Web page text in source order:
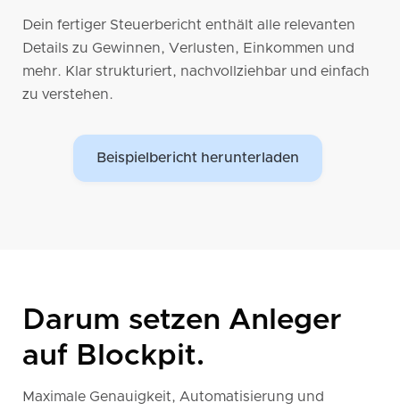
Dein fertiger Steuerbericht enthält alle relevanten
Details zu Gewinnen, Verlusten, Einkommen und
mehr. Klar strukturiert, nachvollziehbar und einfach
zu verstehen.
Beispielbericht herunterladen
Darum setzen Anleger
auf Blockpit.
Maximale Genauigkeit, Automatisierung und